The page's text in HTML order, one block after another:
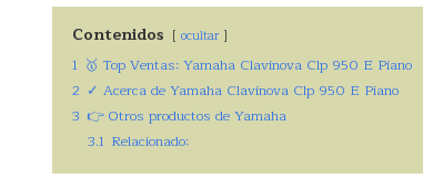
Contenidos ocultar
1 🥇 Top Ventas: Yamaha Clavinova Clp 950 E Piano
2 ✓ Acerca de Yamaha Clavinova Clp 950 E Piano
3 👉 Otros productos de Yamaha
3.1 Relacionado: